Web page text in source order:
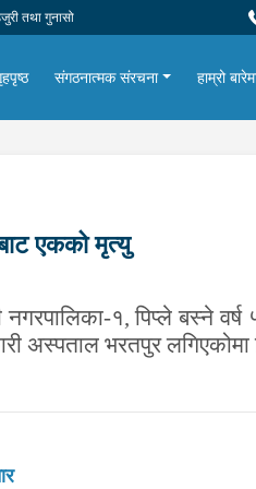
तथा गुनासो
संगठनात्मक संरचना हाम्रो
एकको मृत्यु
नगरपालिका-१, पिप्ले बस्ने
अस्पताल भरतपुर